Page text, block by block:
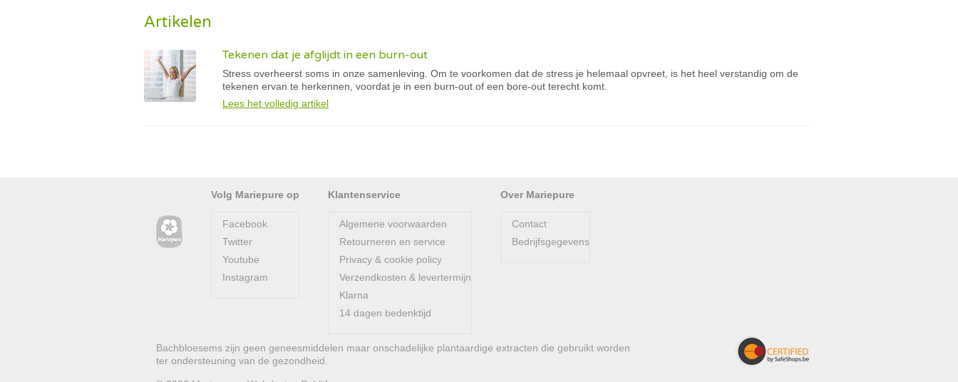
Artikelen
Tekenen dat je afglijdt in een burn-out
Stress overheerst soms in onze samenleving. Om te voorkomen dat de stress je helemaal opvreet, is het heel verstandig om de
tekenen ervan te herkennen, voordat je in een burn-out of een bore-out terecht komt.
Lees het volledig artikel
Volg Mariepure op
Facebook
Twitter
Youtube
Instagram
Klantenservice
Algemene voorwaarden
Retourneren en service
Privacy & cookie policy
Verzendkosten & levertermijn
Klarna
14 dagen bedenktijd
Over Mariepure
Contact
Bedrijfsgegevens
Bachbloesems zijn geen geneesmiddelen maar onschadelijke plantaardige extracten die gebruikt worden
ter ondersteuning van de gezondheid.